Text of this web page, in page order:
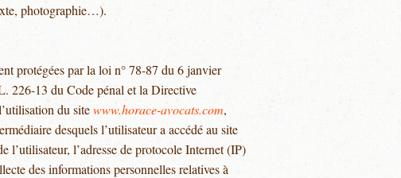
photographie…).
protégées par la loi n° 78-87 du 6 janvier
226-13 du Code pénal et la Directive
du sitewww.horace-avocats.com,
desquels l’utilisateur a accédé au site
l’utilisateur, l’adresse de protocole Internet (IP)
des informations personnelles relatives à